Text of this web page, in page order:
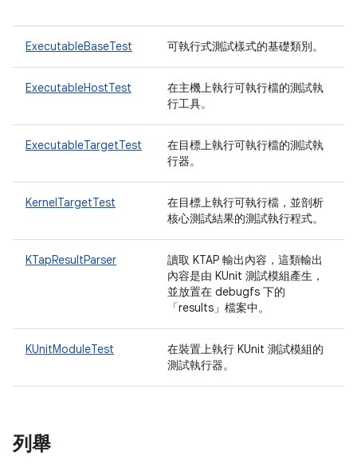
ExecutableBaseTest 可執行式測試樣式的基礎類別。
ExecutableHostTest
在主機上執行可執行檔的測試執
行工具。
ExecutableTargetTest
在目標上執行可執行檔的測試執
行器。
KernelTargetTest
在目標上執行可執行檔，並剖析
核心測試結果的測試執行程式。
KTapResultParser
讀取 KTAP 輸出內容，這類輸出
內容是由 KUnit 測試模組產生，
並放置在 debugfs 下的
「results」檔案中。
KUnitModuleTest
在裝置上執行 KUnit 測試模組的
測試執行器。
列舉